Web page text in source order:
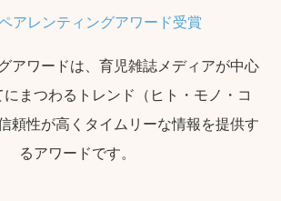
アレンティングアワード受賞
アワードは、育児雑誌メディアが中心
まつわるトレンド（ヒト・モノ・コ
頼性が高くタイムリーな情報を提供す
るアワードです。